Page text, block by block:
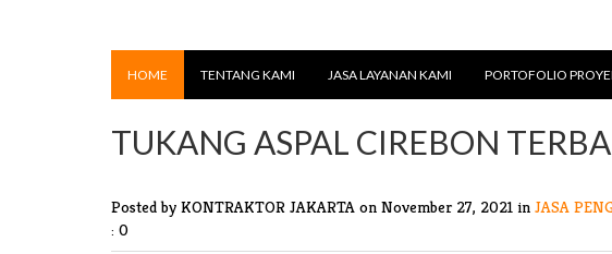
HOME TENTANG KAMI JASA LAYANAN KAMI PORTOFOLIO
TUKANG ASPAL CIREBON
Posted by KONTRAKTOR JAKARTA on November 27, 2021 in JASA
: 0